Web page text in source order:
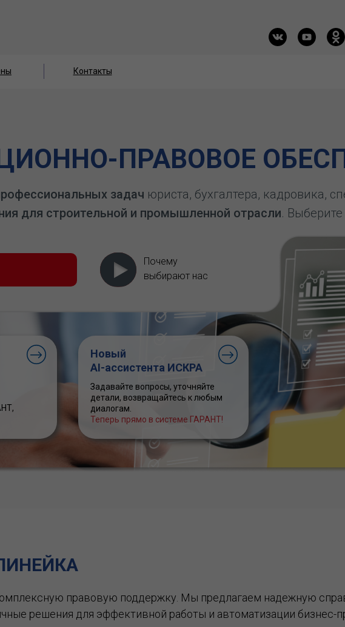
Контакты
ПРАВОВОЕ
задач юриста, бухгалтера, кадровика,
для строительной и промышленной отрасли.
Почему
выбирают нас
Новый
AI-ассистента ИСКРА
Задавайте вопросы, уточняйте
детали, возвращайтесь к любым
диалогам.
Теперь прямо в системе ГАРАНТ!
правовую поддержку. Мы предлагаем надежную
решения для эффективной работы и автоматизации бизнес-